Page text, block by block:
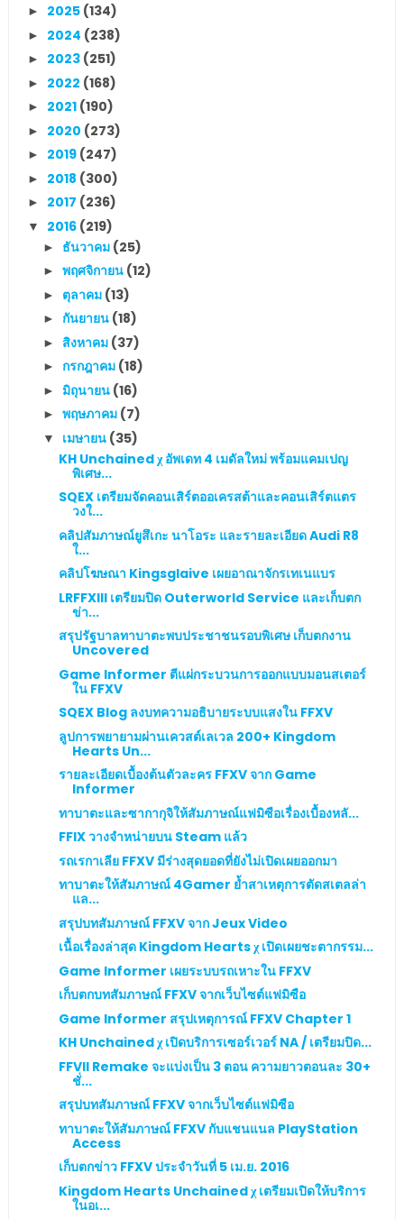
► 2025 (134)
► 2024 (238)
► 2023 (251)
► 2022 (168)
► 2021 (190)
► 2020 (273)
► 2019 (247)
► 2018 (300)
► 2017 (236)
▼ 2016 (219)
► ธันวาคม (25)
► พฤศจิกายน (12)
► ตุลาคม (13)
► กันยายน (18)
► สิงหาคม (37)
► กรกฎาคม (18)
► มิถุนายน (16)
► พฤษภาคม (7)
▼ เมษายน (35)
KH Unchained χ อัพเดท 4 เมดัลใหม่ พร้อมแคมเปญ
พิเศษ...
SQEX เตรียมจัดคอนเสิร์ตออเครสต้าและคอนเสิร์ตแตร
วงใ...
คลิปสัมภาษณ์ยูสึเกะ นาโอระ และรายละเอียด Audi R8
ใ...
คลิปโฆษณา Kingsglaive เผยอาณาจักรเทเนแบร
LRFFXIII เตรียมปิด Outerworld Service และเก็บตก
ข่า...
สรุปรัฐบาลทาบาตะพบประชาชนรอบพิเศษ เก็บตกงาน
Uncovered
Game Informer ตีแผ่กระบวนการออกแบบมอนสเตอร์
ใน FFXV
SQEX Blog ลงบทความอธิบายระบบแสงใน FFXV
ลูปการพยายามผ่านเควสต์เลเวล 200+ Kingdom
Hearts Un...
รายละเอียดเบื้องต้นตัวละคร FFXV จาก Game
Informer
ทาบาตะและซากากุจิให้สัมภาษณ์แฟมิซือเรื่องเบื้องหลั...
FFIX วางจำหน่ายบน Steam แล้ว
รถเรกาเลีย FFXV มีร่างสุดยอดที่ยังไม่เปิดเผยออกมา
ทาบาตะให้สัมภาษณ์ 4Gamer ย้ำสาเหตุการตัดสเตลล่า
แล...
สรุปบทสัมภาษณ์ FFXV จาก Jeux Video
เนื้อเรื่องล่าสุด Kingdom Hearts χ เปิดเผยชะตากรรม...
Game Informer เผยระบบรถเหาะใน FFXV
เก็บตกบทสัมภาษณ์ FFXV จากเว็บไซต์แฟมิซือ
Game Informer สรุปเหตุการณ์ FFXV Chapter 1
KH Unchained χ เปิดบริการเซอร์เวอร์ NA / เตรียมปิด...
FFVII Remake จะแบ่งเป็น 3 ตอน ความยาวตอนละ 30+
ชั่...
สรุปบทสัมภาษณ์ FFXV จากเว็บไซต์แฟมิซือ
ทาบาตะให้สัมภาษณ์ FFXV กับแชนแนล PlayStation
Access
เก็บตกข่าว FFXV ประจำวันที่ 5 เม.ย. 2016
Kingdom Hearts Unchained χ เตรียมเปิดให้บริการ
ในอเ...